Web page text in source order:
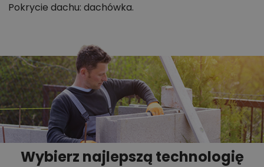
Dodatkowy pokój na parterze może pełnić
Spiżarnia przy kuchni
przechowywanie produktów i wyposażenia.
Kotłownia dostępna z przedsionka oddziela
zaplecze techniczne od części mieszkalnej.
Dwie łazienki zwiększają komfort codziennego
użytkowania domu przez rodzinę.
Pokrycie dachu: dachówka.
Wybierz najlepszą technologię